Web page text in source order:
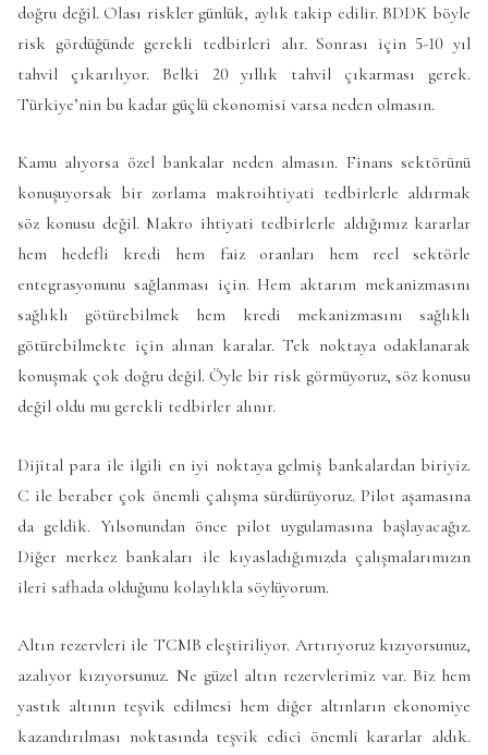
doğru değil. Olası riskler günlük, aylık takip edilir. BDDK böyle
risk gördüğünde gerekli tedbirleri alır. Sonrası için 5-10 yıl
tahvil çıkarılıyor. Belki 20 yıllık tahvil çıkarması gerek.
Türkiye’nin bu kadar güçlü ekonomisi varsa neden olmasın.
Kamu alıyorsa özel bankalar neden almasın. Finans sektörünü
konuşuyorsak bir zorlama makroihtiyati tedbirlerle aldırmak
söz konusu değil. Makro ihtiyati tedbirlerle aldığımız kararlar
hem hedefli kredi hem faiz oranları hem reel sektörle
entegrasyonunu sağlanması için. Hem aktarım mekanizmasını
sağlıklı götürebilmek hem kredi mekanizmasını sağlıklı
götürebilmekte için alınan karalar. Tek noktaya odaklanarak
konuşmak çok doğru değil. Öyle bir risk görmüyoruz, söz konusu
değil oldu mu gerekli tedbirler alınır.
Dijital para ile ilgili en iyi noktaya gelmiş bankalardan biriyiz.
C ile beraber çok önemli çalışma sürdürüyoruz. Pilot aşamasına
da geldik. Yılsonundan önce pilot uygulamasına başlayacağız.
Diğer merkez bankaları ile kıyasladığımızda çalışmalarımızın
ileri safhada olduğunu kolaylıkla söylüyorum.
Altın rezervleri ile TCMB eleştiriliyor. Artırıyoruz kızıyorsunuz,
azalıyor kızıyorsunuz. Ne güzel altın rezervlerimiz var. Biz hem
yastık altının teşvik edilmesi hem diğer altınların ekonomiye
kazandırılması noktasında teşvik edici önemli kararlar aldık.